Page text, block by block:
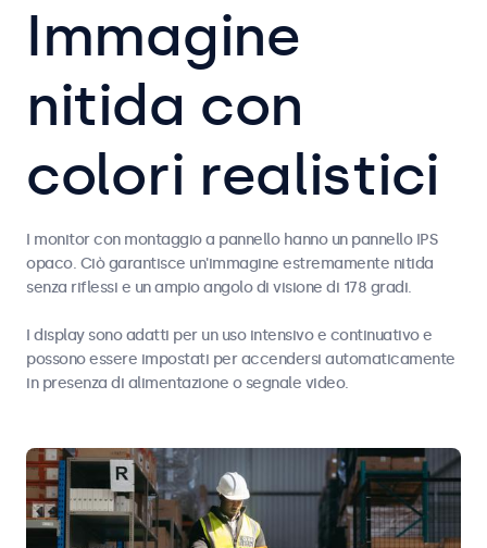
Immagine
nitida con
colori realistici
I monitor con montaggio a pannello hanno un pannello IPS
opaco. Ciò garantisce un'immagine estremamente nitida
senza riflessi e un ampio angolo di visione di 178 gradi.
I display sono adatti per un uso intensivo e continuativo e
possono essere impostati per accendersi automaticamente
in presenza di alimentazione o segnale video.